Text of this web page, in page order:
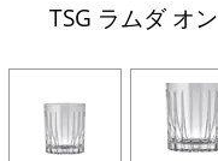
TSG ラムダ オ